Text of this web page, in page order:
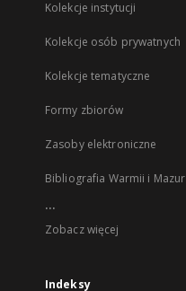
Kolekcje instytucji
Kolekcje osób prywatnych
Kolekcje tematyczne
Formy zbiorów
Zasoby elektroniczne
Bibliografia Warmii i Mazur
...
Zobacz więcej
Indeksy